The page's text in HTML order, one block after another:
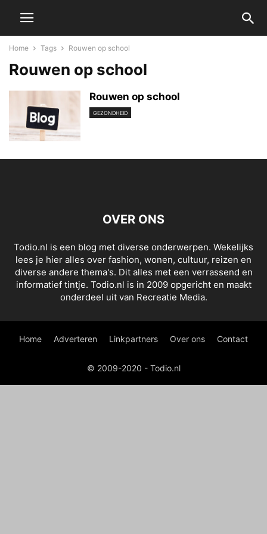
Home Tags Rouwen op school
Rouwen op school
Rouwen op school
GEZONDHEID
OVER ONS
Todio.nl is een blog met diverse onderwerpen. Wekelijks
lees je hier alles over fashion, wonen, cultuur, reizen en
diverse andere thema's. Dit alles met een verrassend en
informatief tintje. Todio.nl is in 2009 opgericht en maakt
onderdeel uit van Recreatie Media.
Home Adverteren Linkpartners Over ons Contact
© 2009-2020 - Todio.nl